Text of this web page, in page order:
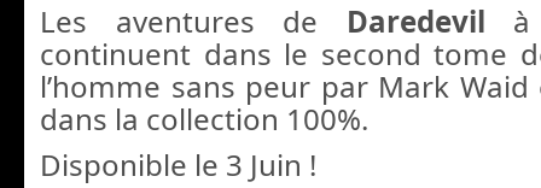
Les aventures de Daredevil à
continuent dans le second tome
l’homme sans peur par Mark Waid
dans la collection 100%.
Disponible le 3 Juin !